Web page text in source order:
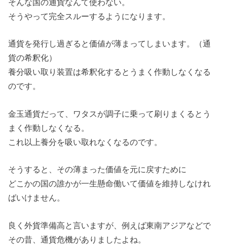
そんな国の通貨なんて使わない。
そうやって完全スルーするようになります。
通貨を発行し過ぎると価値が薄まってしまいます。（通
貨の希釈化）
養分吸い取り装置は希釈化するとうまく作動しなくなる
のです。
金玉通貨だって、ワタスが調子に乗って刷りまくるとう
まく作動しなくなる。
これ以上養分を吸い取れなくなるのです。
そうすると、その薄まった価値を元に戻すために
どこかの国の誰かが一生懸命働いて価値を維持しなけれ
ばいけません。
良く外貨準備高と言いますが、例えば東南アジアなどで
その昔、通貨危機がありましたよね。